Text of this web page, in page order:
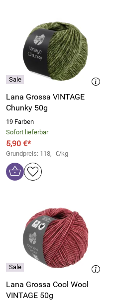
Lana Grossa VINTAGE
Chunky 50g
19 Farben
Sofort lieferbar
5,90 €*
Grundpreis: 118,- €/kg
Lana Grossa Cool Wool
VINTAGE 50g